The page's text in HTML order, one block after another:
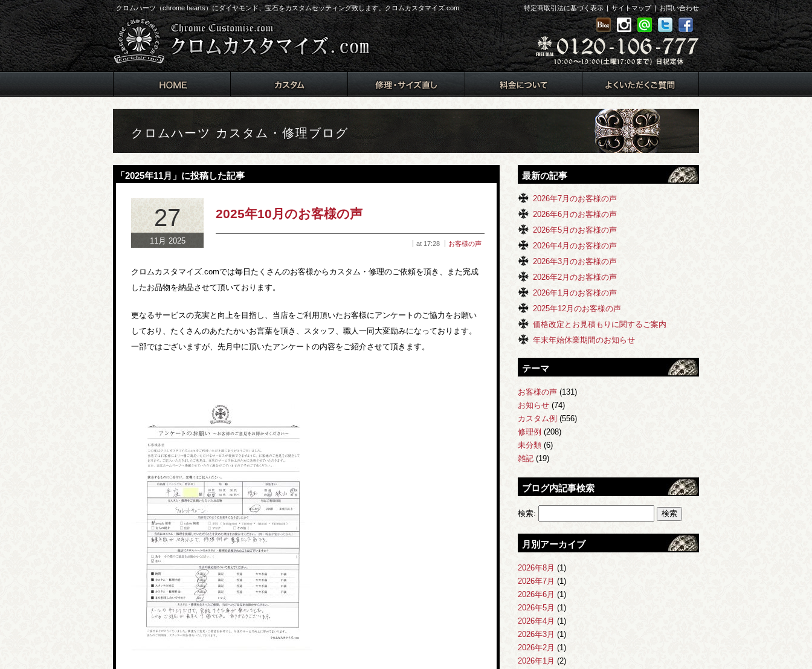
クロムハーツ（chrome hearts）にダイヤモンド、宝石をカスタムセッティング致します。クロムカスタマイズ.com お問い合わせ
|
サイトマップ
|
特定商取引法に基づく表示
クロムハーツ カスタム・修理ブログ
「2025年11月」に投稿した記事
27
11月 2025
2025年10月のお客様の声
at 17:28 お客様の声
クロムカスタマイズ.comでは毎日たくさんのお客様からカスタム・修理のご依頼を頂き、また完成
したお品物を納品させて頂いております。
更なるサービスの充実と向上を目指し、当店をご利用頂いたお客様にアンケートのご協力をお願い
しており、たくさんのあたたかいお言葉を頂き、スタッフ、職人一同大変励みになっております。
一部ではございますが、先月中に頂いたアンケートの内容をご紹介させて頂きます。
最新の記事
2026年7月のお客様の声
2026年6月のお客様の声
2026年5月のお客様の声
2026年4月のお客様の声
2026年3月のお客様の声
2026年2月のお客様の声
2026年1月のお客様の声
2025年12月のお客様の声
価格改定とお見積もりに関するご案内
年末年始休業期間のお知らせ
テーマ
お客様の声 (131)
お知らせ (74)
カスタム例 (556)
修理例 (208)
未分類 (6)
雑記 (19)
ブログ内記事検索
検索:
月別アーカイブ
2026年8月 (1)
2026年7月 (1)
2026年6月 (1)
2026年5月 (1)
2026年4月 (1)
2026年3月 (1)
2026年2月 (1)
2026年1月 (2)